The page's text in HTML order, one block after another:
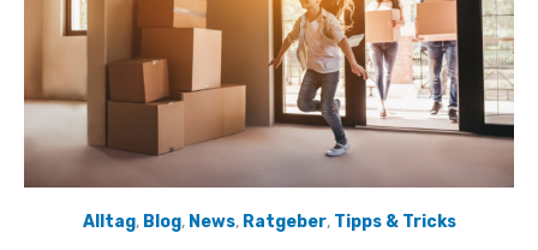
Alltag, Blog, News, Ratgeber, Tipps & Tricks